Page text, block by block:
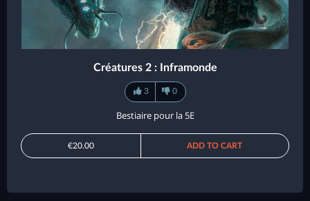
Créatures 2 : Inframonde
3 0
Bestiaire pour la 5E
€20.00 ADD TO CART